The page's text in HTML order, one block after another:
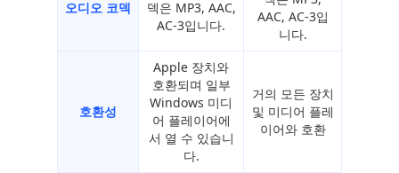
오디오 코덱
덱은 MP3, AAC,
AC-3입니다.
AAC, AC-3입
니다.
호환성
Apple 장치와
호환되며 일부
Windows 미디
어 플레이어에
서 열 수 있습니
다.
거의 모든 장치
및 미디어 플레
이어와 호환